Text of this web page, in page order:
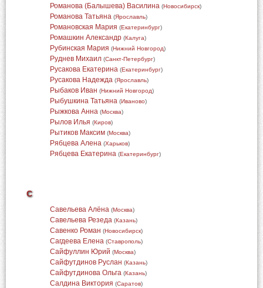
Романова (Балышева) Василина (Новосибирск)
Романова Татьяна (Ярославль)
Романовская Мария (Екатеринбург)
Ромашкин Александр (Калуга)
Рубинская Мария (Нижний Новгород)
Руднев Михаил (Санкт-Петербург)
Русакова Екатерина (Екатеринбург)
Русакова Надежда (Ярославль)
Рыбаков Иван (Нижний Новгород)
Рыбушкина Татьяна (Иваново)
Рыжкова Анна (Москва)
Рылов Илья (Киров)
Рытиков Максим (Москва)
Рябцева Алена (Харьков)
Рябцева Екатерина (Екатеринбург)
С
Савельева Алёна (Москва)
Савельева Резеда (Казань)
Савенко Роман (Новосибирск)
Сагдеева Елена (Ставрополь)
Сайфуллин Юрий (Москва)
Сайфутдинов Руслан (Казань)
Сайфутдинова Ольга (Казань)
Салдина Виктория (Саратов)